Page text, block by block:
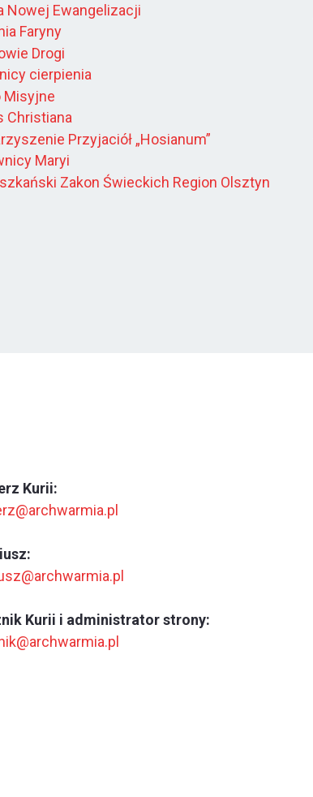
Nowej Ewangelizacji
Faryny
Drogi
cierpienia
Misyjne
Christiana
Przyjaciół „Hosianum”
Maryi
Zakon Świeckich Region Olsztyn
Kurii:
Kurii i administrator strony: